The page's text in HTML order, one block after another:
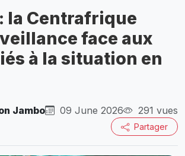
la Centrafrique
face aux
à la situation en
Jambo 09 June 2026 291 vues
Partager